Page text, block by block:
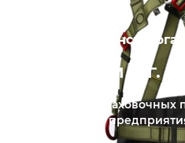
АО
Привязи в г.
Поставка страховочных
старейшего